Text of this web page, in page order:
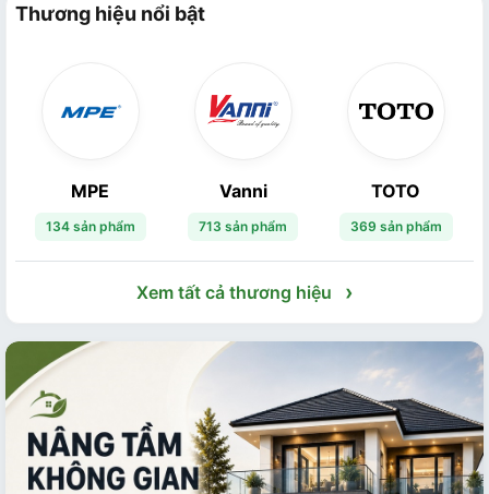
Thương hiệu nổi bật
MPE
134 sản phẩm
Vanni
713 sản phẩm
TOTO
369 sản phẩm
Xem tất cả thương hiệu ›